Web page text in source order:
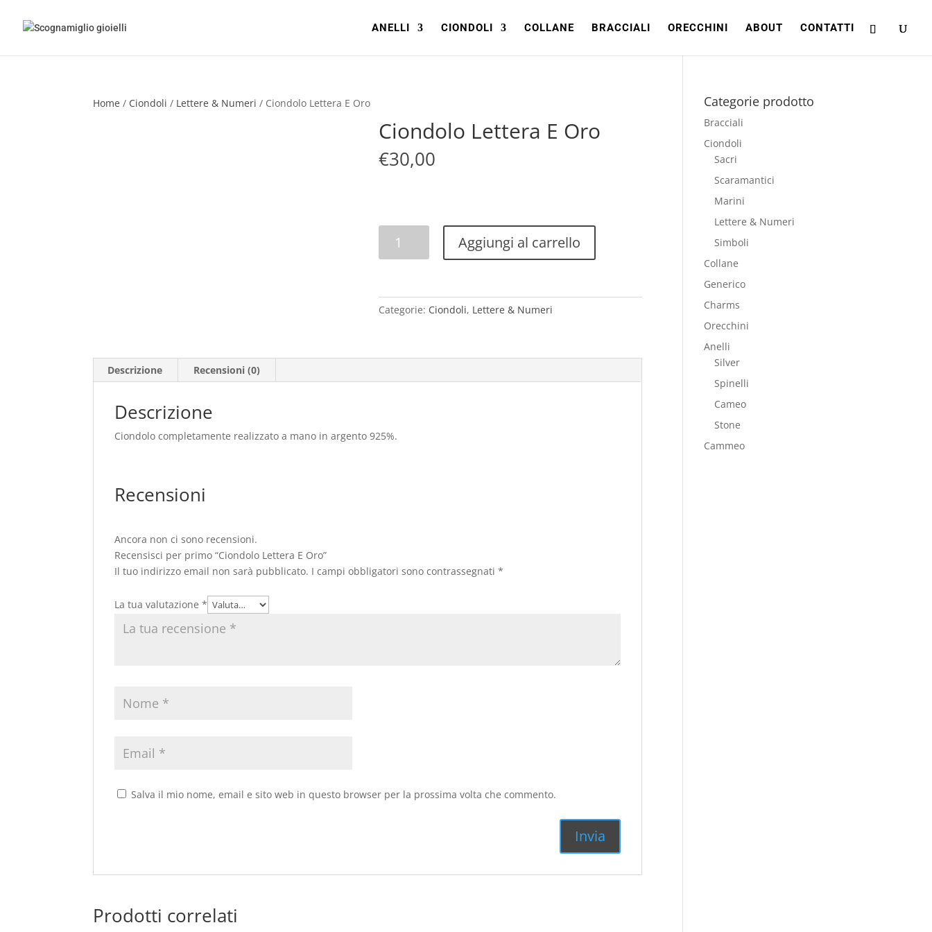
ANELLI CIONDOLI COLLANE BRACCIALI ORECCHINI ABOUT CONTATTI
Home / Ciondoli / Lettere & Numeri / Ciondolo Lettera E Oro
Ciondolo Lettera E Oro
€30,00
Lettera
quantità
Aggiungi al carrello
Categorie: Ciondoli, Lettere & Numeri
Descrizione Recensioni (0)
Descrizione
Ciondolo completamente realizzato a mano in argento 925%.
Recensioni
Ancora non ci sono recensioni.
Recensisci per primo “Ciondolo Lettera E Oro”
Il tuo indirizzo email non sarà pubblicato. I campi obbligatori sono contrassegnati*
La tua valutazione*
Salva il mio nome, email e sito web in questo browser per la prossima volta che commento.
Prodotti correlati
Categorie prodotto
Bracciali
Ciondoli
Sacri
Scaramantici
Marini
Lettere & Numeri
Simboli
Collane
Generico
Charms
Orecchini
Anelli
Silver
Spinelli
Cameo
Stone
Cammeo